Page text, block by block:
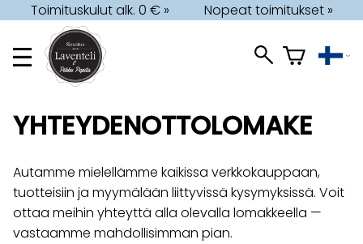
Toimituskulut alk. 0 € » Nopeat toimitukset »
YHTEYDENOTTOLOMAKE
Autamme mielellämme kaikissa verkkokauppaan,
tuotteisiin ja myymälään liittyvissä kysymyksissä. Voit
ottaa meihin yhteyttä alla olevalla lomakkeella —
vastaamme mahdollisimman pian.